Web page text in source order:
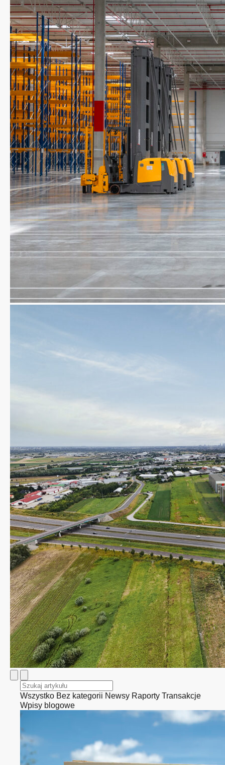
Wszystko Bez kategorii Newsy Raporty Transakcje
Wpisy blogowe